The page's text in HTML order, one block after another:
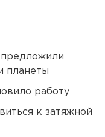
предложили
планеты
работу
к затяжной